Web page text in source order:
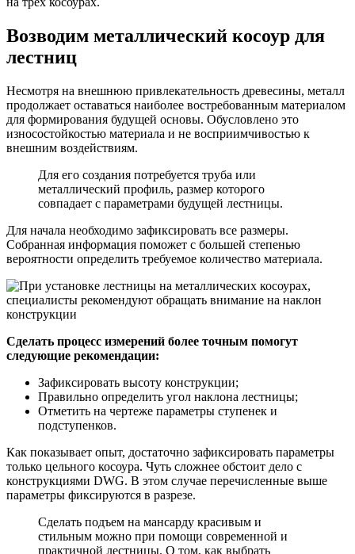
Возводим металлический косоур для
лестниц
Несмотря на внешнюю привлекательность древесины, металл
продолжает оставаться наиболее востребованным материалом
для формирования будущей основы. Обусловлено это
износостойкостью материала и не восприимчивостью к
внешним воздействиям.
Для его создания потребуется труба или
металлический профиль, размер которого
совпадает с параметрами будущей лестницы.
Для начала необходимо зафиксировать все размеры.
Собранная информация поможет с большей степенью
вероятности определить требуемое количество материала.
Сделать процесс измерений более точным помогут
следующие рекомендации:
Зафиксировать высоту конструкции;
Правильно определить угол наклона лестницы;
Отметить на чертеже параметры ступенек и
подступенков.
Как показывает опыт, достаточно зафиксировать параметры
только цельного косоура. Чуть сложнее обстоит дело с
конструкциями DWG. В этом случае перечисленные выше
параметры фиксируются в разрезе.
Сделать подъем на мансарду красивым и
стильным можно при помощи современной и
практичной лестницы. О том, как выбрать